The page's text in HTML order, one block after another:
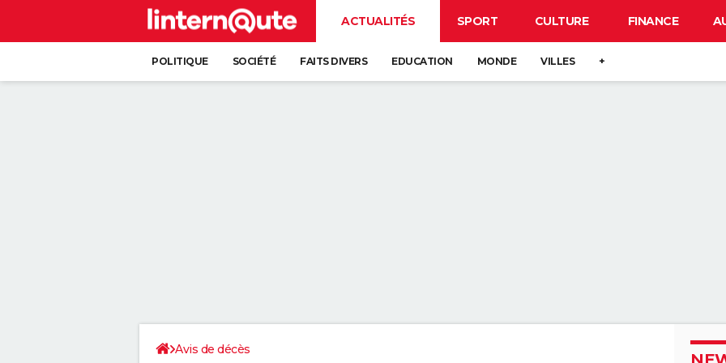
ACTUALITÉS SPORT CULTURE FINANCE
POLITIQUE SOCIÉTÉ FAITS DIVERS EDUCATION MONDE VILLES +
Avis de décès